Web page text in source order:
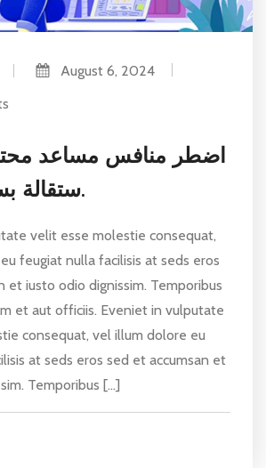
August 6, 2024
اضطر منافس مساعد
ستقالة بسبب مخيف.
velit esse molestie consequat,
feugiat nulla facilisis at seds eros
et iusto odio dignissim. Temporibus
et aut officiis. Eveniet in vulputate
consequat, vel illum dolore eu
at seds eros sed et accumsan et
Temporibus […]